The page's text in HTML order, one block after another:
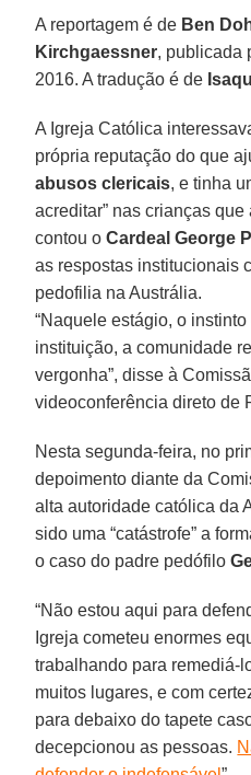
A reportagem é de Ben
Kirchgaessner, publicada
2016. A tradução é de
A Igreja Católica
própria reputação do que
abusos clericais, e tinha
acreditar” nas crianças
contou oCardeal George
as respostas institucionais
pedofilia na Austrália.
“Naquele estágio, o
instituição, a comunidade
vergonha”, disse à
videoconferência direto de
Nesta segunda-feira, no
depoimento diante da
alta autoridade católica da
sido uma “catástrofe” a
o caso do padre pedófilo
“Não estou aqui para
Igreja cometeu enormes
trabalhando para remediá-
muitos lugares, e com
para debaixo do tapete
decepcionou as pessoas.